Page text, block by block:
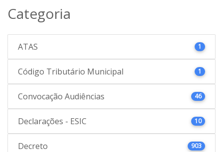
Categoria
ATAS 1
Código Tributário Municipal 1
Convocação Audiências 46
Declarações - ESIC 10
Decreto 903